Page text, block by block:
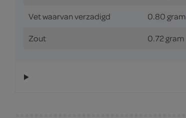
Vet waarvan verzadigd 0.80 gram
Zout 0.72 gram